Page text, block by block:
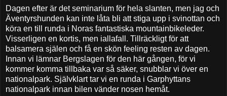
Dagen efter är det seminarium för hela slanten, men jag och
Äventyrshunden kan inte låta bli att stiga upp i svinottan och
köra en till runda i Noras fantastiska mountainbikeleder.
Visserligen en kortis, men iallafall. Tillräckligt för att
balsamera själen och få en skön feeling resten av dagen.
Innan vi lämnar Bergslagen för den här gången, för vi
kommer komma tillbaka var så säker, snubblar vi över en
nationalpark. Självklart tar vi en runda i Garphyttans
nationalpark innan bilen vänder nosen hemåt.